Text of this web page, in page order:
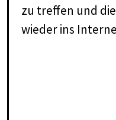
zu treffen und
wieder ins